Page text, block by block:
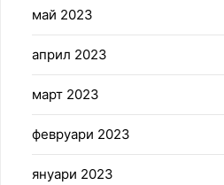
май 2023
април 2023
март 2023
февруари 2023
януари 2023